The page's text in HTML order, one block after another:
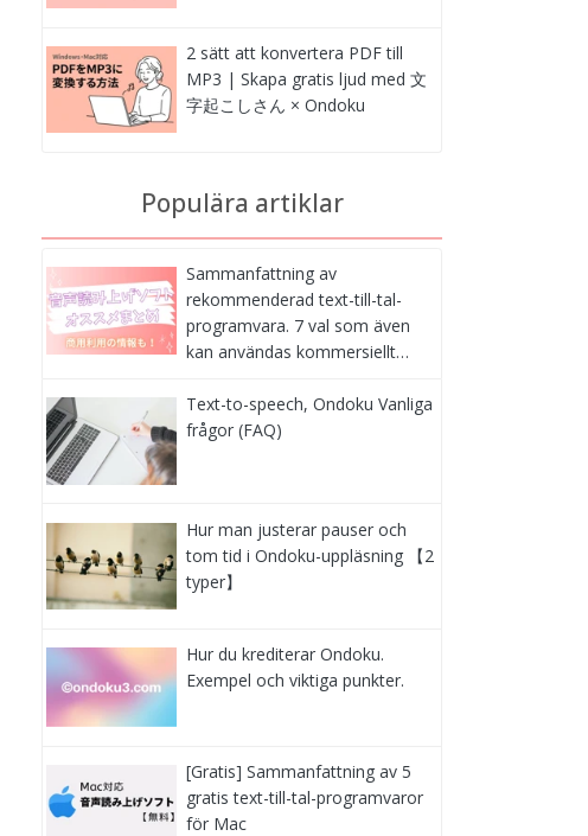
2 sätt att konvertera PDF till
MP3 | Skapa gratis ljud med 文
字起こしさん × Ondoku
Populära artiklar
Sammanfattning av
rekommenderad text-till-tal-
programvara. 7 val som även
kan användas kommersiellt…
Text-to-speech, Ondoku Vanliga
frågor (FAQ)
Hur man justerar pauser och
tom tid i Ondoku-uppläsning 【2
typer】
Hur du krediterar Ondoku.
Exempel och viktiga punkter.
[Gratis] Sammanfattning av 5
gratis text-till-tal-programvaror
för Mac